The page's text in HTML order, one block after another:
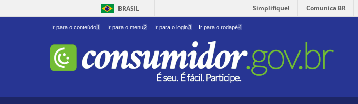
BRASIL Simplifique! Comunica BR
Ir para o conteúdo1 Ir para o menu2 Ir para o login3 Ir para o rodapé4